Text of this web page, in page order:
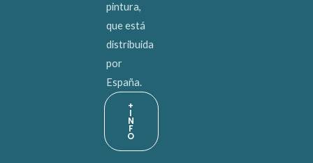
pintura,
que está
distribuida
por
España.
+
I
N
F
O